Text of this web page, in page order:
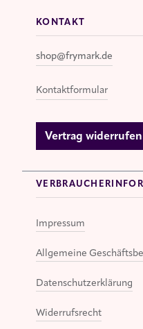
KONTAKT
shop@frymark.de
Kontaktformular
Vertrag widerrufen
Impressum
Allgemeine
Datenschutzerklärung
Widerrufsrecht